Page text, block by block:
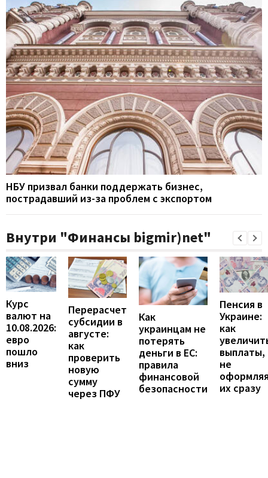
НБУ призвал банки поддержать бизнес,
пострадавший из-за проблем с экспортом
Внутри "Финансы bigmir)net"
Курс
валют на
10.08.2026:
евро
пошло
вниз
Перерасчет
субсидии в
августе:
как
проверить
новую
сумму
через ПФУ
Как
украинцам не
потерять
деньги в ЕС:
правила
финансовой
безопасности
Пенсия в
Украине:
как
выплаты,
не
их сразу